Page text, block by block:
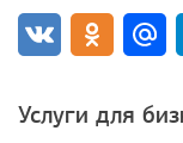
Услуги для